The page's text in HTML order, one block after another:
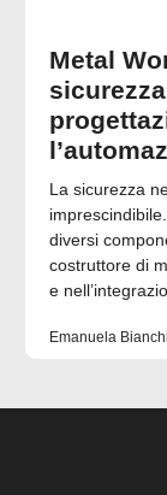
Metal
La sicurezza
diversi
costruttore di
e
Emanuela Bianchi